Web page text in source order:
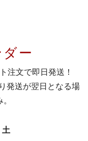
ー
注文で即日発送！
発送が翌日となる場
土